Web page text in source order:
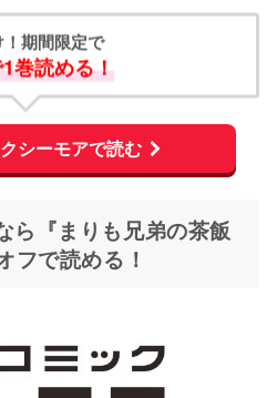
期間限定で
巻読める！
シーモアで読む
ら『まりも兄弟の茶飯
フで読める！